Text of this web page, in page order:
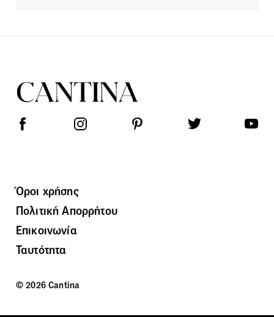
Όροι χρήσης
Πολιτική Απορρήτου
Επικοινωνία
Ταυτότητα
© 2026 Cantina